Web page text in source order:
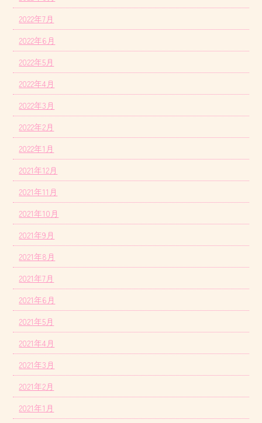
2022年7月
2022年6月
2022年5月
2022年4月
2022年3月
2022年2月
2022年1月
2021年12月
2021年11月
2021年10月
2021年9月
2021年8月
2021年7月
2021年6月
2021年5月
2021年4月
2021年3月
2021年2月
2021年1月